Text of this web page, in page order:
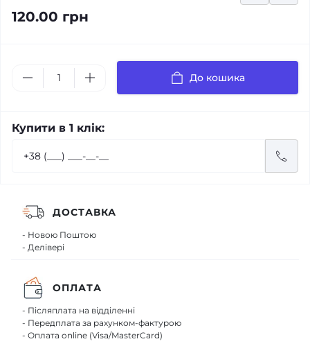
120.00 грн
До кошика
Купити в 1 клік:
ДОСТАВКА
- Новою Поштою
- Делівері
ОПЛАТА
- Післяплата на відділенні
- Передплата за рахунком-фактурою
- Оплата online (Visa/MasterCard)